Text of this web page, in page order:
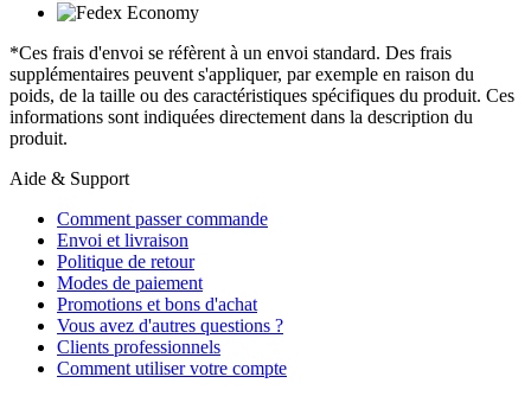
*Ces frais d'envoi se réfèrent à un envoi standard. Des frais
supplémentaires peuvent s'appliquer, par exemple en raison du
poids, de la taille ou des caractéristiques spécifiques du produit. Ces
informations sont indiquées directement dans la description du
produit.
Aide & Support
Comment passer commande
Envoi et livraison
Politique de retour
Modes de paiement
Promotions et bons d'achat
Vous avez d'autres questions ?
Clients professionnels
Comment utiliser votre compte